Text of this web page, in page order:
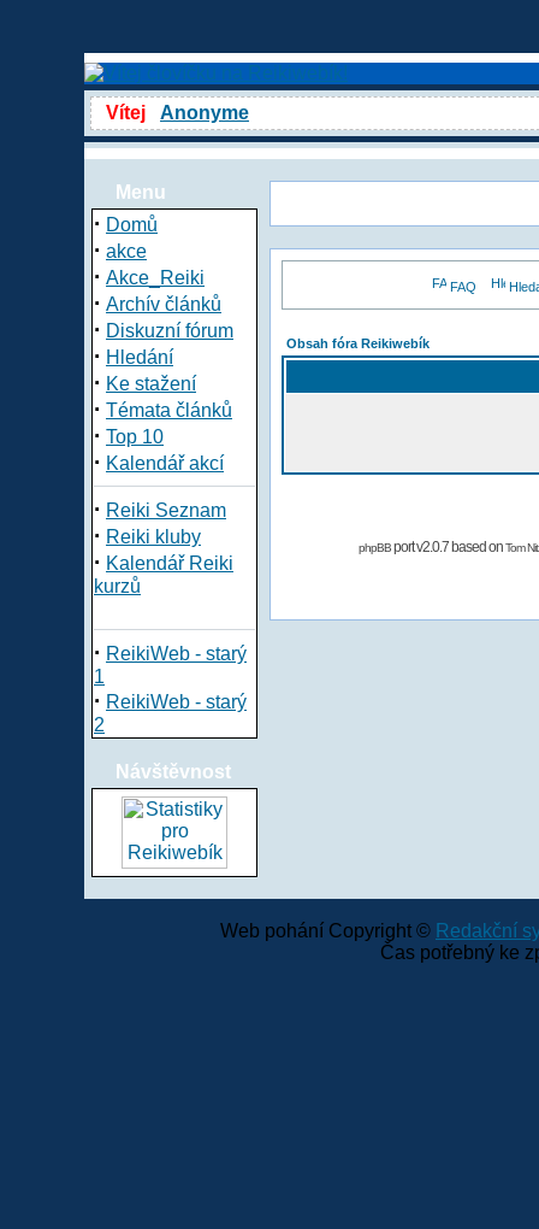
Vítej Anonyme
Menu
· Domů
· akce
· Akce_Reiki
· Archív článků
· Diskuzní fórum
· Hledání
· Ke stažení
· Témata článků
· Top 10
· Kalendář akcí
· Reiki Seznam
· Reiki kluby
· Kalendář Reiki
kurzů
· ReikiWeb - starý
1
· ReikiWeb - starý
2
Návštěvnost
FAQ
Obsah fóra Reikiwebík
phpBBport v2.0.7 based onTom
Web pohání Copyright © Redakční
Čas potřebný ke